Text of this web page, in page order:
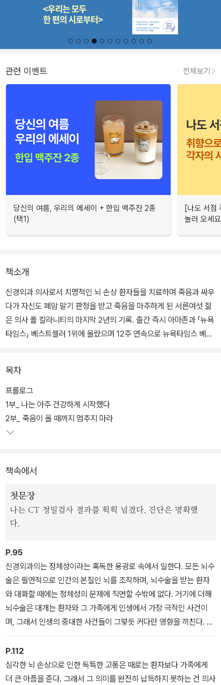
관련 이벤트 전체보기
당신의 여름, 우리의 에세이 + 한입 맥주잔 2종
(택1)
[나도 서점
놀러 오세
책소개
신경외과 의사로서 치명적인 뇌 손상 환자들을 치료하며 죽음과 싸우
다가 자신도 폐암 말기 판정을 받고 죽음을 마주하게 된 서른여섯 젊
은 의사 폴 칼라니티의 마지막 2년의 기록. 출간 즉시 아마존과 「뉴욕
타임스」 베스트셀러 1위에 올랐으며 12주 연속으로 뉴욕타임스 베스
<어떻게 죽을 것인가> 저자 아툴 가완디는 "삶에 대해 많은 것을 가
르쳐주는, 감동적이고 슬프고 너무 아름다운 책"이라고 평하며 그의
죽음을 안타까워했다. 죽어가는 대신 살아가는 것을 선택한 고뇌와
결단, 삶과 죽음, 의미에 대한 성찰, 숨이 다한 후에도 지속되는 사랑
과 가치에 대한 감동적인 실화.
목차
프롤로그
1부_ 나는 아주 건강하게 시작했다
2부_ 죽음이 올 때까지 멈추지 마라
책속에서
첫문장
나는 CT 정밀검사 결과를 휙휙 넘겼다. 진단은 명확했
다.
P.95
신경외과의는 정체성이라는 혹독한 용광로 속에서 일한다. 모든 뇌수
술은 필연적으로 인간의 본질인 뇌를 조작하며, 뇌수술을 받는 환자
와 대화할 때에는 정체성의 문제에 직면할 수밖에 없다. 거기에 더해
뇌수술은 대개는 환자와 그 가족에게 인생에서 가장 극적인 사건이
며, 그래서 인생의 중대한 사건들이 그렇듯 커다란 영향을 끼친다. 이
처럼 결정적인 전환점에서 요점은 단순히 사느냐 죽느냐가 아니라 어
느 쪽이 살 만한 가치가 있는가이다. 가령 당신이나 당신의 어머니가
몇 달 더 연명하는 대가로 말을 못한다면 어떤 선택을 할 것인가? 치
명적인 뇌출혈이 일어날지도 모른다는 낮은 가능성을 완전히 제거하
P.112
심각한 뇌 손상으로 인한 독특한 고통은 때로는 환자보다 가족에게
더 큰 아픔을 준다. 그래서 그 의미를 완전히 납득하지 못하는 건 의사